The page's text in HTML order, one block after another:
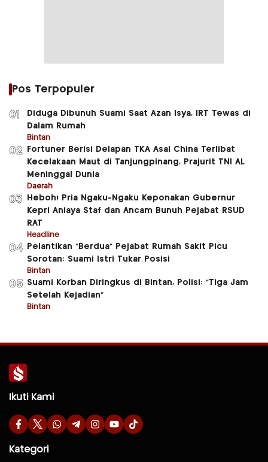
Pos Terpopuler
01
Diduga Dibunuh Suami Saat Azan Isya, IRT Tewas di
Dalam Rumah
Bintan
02
Fortuner Berisi Delapan TKA Asal China Terlibat
Kecelakaan Maut di Tanjungpinang, Prajurit TNI AL
Meninggal Dunia
Daerah
03
Heboh! Pria Ngaku-Ngaku Keponakan Gubernur
Kepri Aniaya Staf dan Ancam Bunuh Pejabat RSUD
RAT
Headline
04
Pelantikan “Berdua” Pejabat Rumah Sakit Picu
Sorotan: Suami Istri Tukar Posisi
Bintan
05 Suami Korban Diringkus di Bintan, Polisi: “Tiga Jam
Setelah Kejadian”
Bintan
Ikuti Kami
Kategori